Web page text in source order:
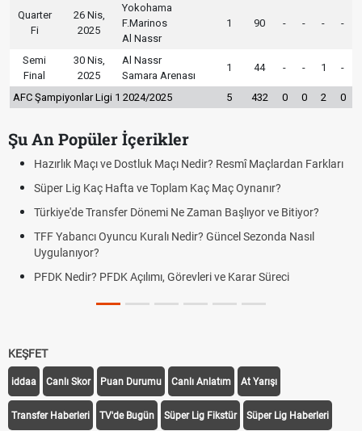
Quarter
Fi
26 Nis,
2025
Yokohama
F.Marinos
Al Nassr
1 90 - - - -
Semi
Final
30 Nis,
2025
Al Nassr
Samara Arenası
1 44 - - 1 -
AFC Şampiyonlar Ligi 1 2024/2025 5 432 0 0 2 0
Şu An Popüler İçerikler
Hazırlık Maçı ve Dostluk Maçı Nedir? Resmî Maçlardan Farkları
Süper Lig Kaç Hafta ve Toplam Kaç Maç Oynanır?
Türkiye'de Transfer Dönemi Ne Zaman Başlıyor ve Bitiyor?
TFF Yabancı Oyuncu Kuralı Nedir? Güncel Sezonda Nasıl
Uygulanıyor?
PFDK Nedir? PFDK Açılımı, Görevleri ve Karar Süreci
KEŞFET
iddaa Canlı Skor Puan Durumu Canlı Anlatım At Yarışı
Transfer Haberleri TV'de Bugün Süper Lig Fikstür Süper Lig Haberleri